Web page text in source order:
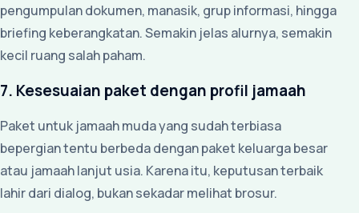
pengumpulan dokumen, manasik, grup informasi, hingga
briefing keberangkatan. Semakin jelas alurnya, semakin
kecil ruang salah paham.
7. Kesesuaian paket dengan profil jamaah
Paket untuk jamaah muda yang sudah terbiasa
bepergian tentu berbeda dengan paket keluarga besar
atau jamaah lanjut usia. Karena itu, keputusan terbaik
lahir dari dialog, bukan sekadar melihat brosur.